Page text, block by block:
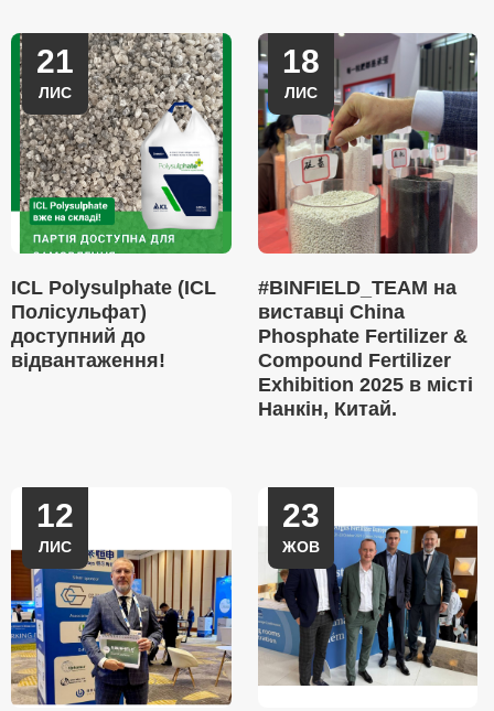
21
ЛИС
ICL Polysulphate (ICL
Полісульфат)
доступний до
відвантаження!
18
ЛИС
#BINFIELD_TEAM на
виставці China
Phosphate Fertilizer &
Compound Fertilizer
Exhibition 2025 в місті
Нанкін, Китай.
12
ЛИС
23
ЖОВ